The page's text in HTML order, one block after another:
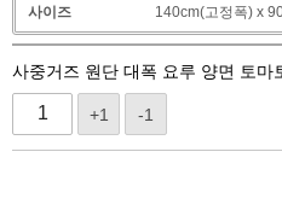
사이즈
140cm(고정폭) x
사중거즈 원단 대폭 요루 양면 토마
+1 -1